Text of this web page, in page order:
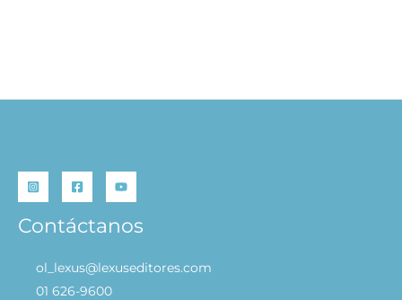
Contáctanos
ol_lexus@lexuseditores.com
01 626-9600